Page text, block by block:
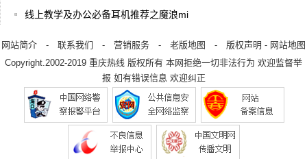
线上教学及办公必备耳机推荐之魔浪mi
网站简介 - 联系我们 - 营销服务 - 老版地图 - 版权声明 - 网站地图
Copyright.2002-2019 重庆热线 版权所有 本网拒绝一切非法行为 欢迎监督举
报 如有错误信息 欢迎纠正